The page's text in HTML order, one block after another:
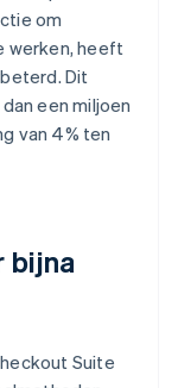
om
werken, heeft
Dit
een miljoen
van 4% ten
bijna
Suite